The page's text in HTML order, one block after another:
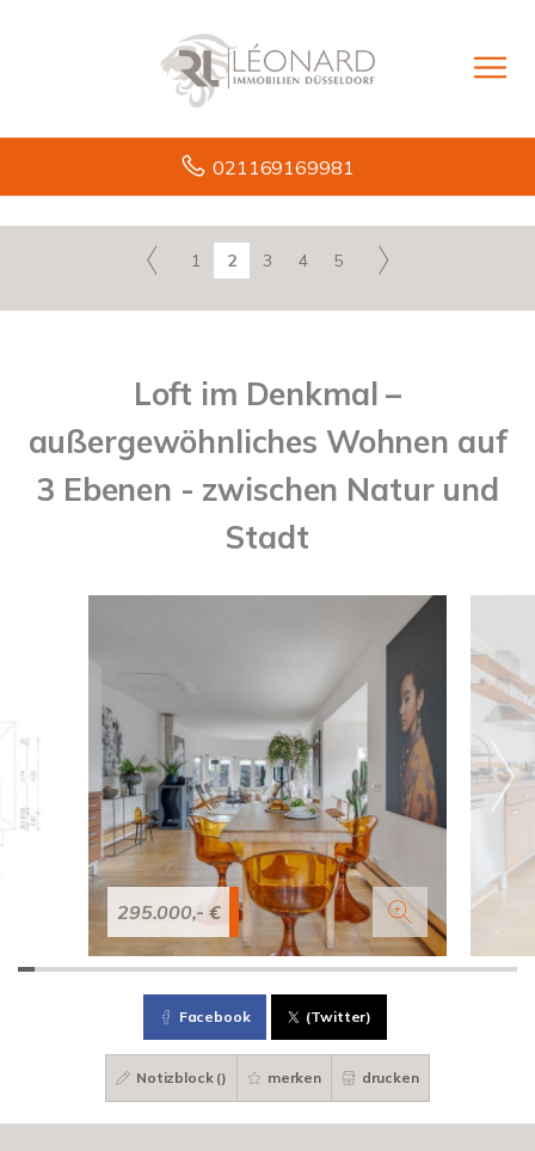
021169169981
1 2 3 4 5
Loft im Denkmal –
außergewöhnliches Wohnen auf
3 Ebenen - zwischen Natur und
Stadt
295.000,- €
Facebook (Twitter)
Notizblock () merken drucken